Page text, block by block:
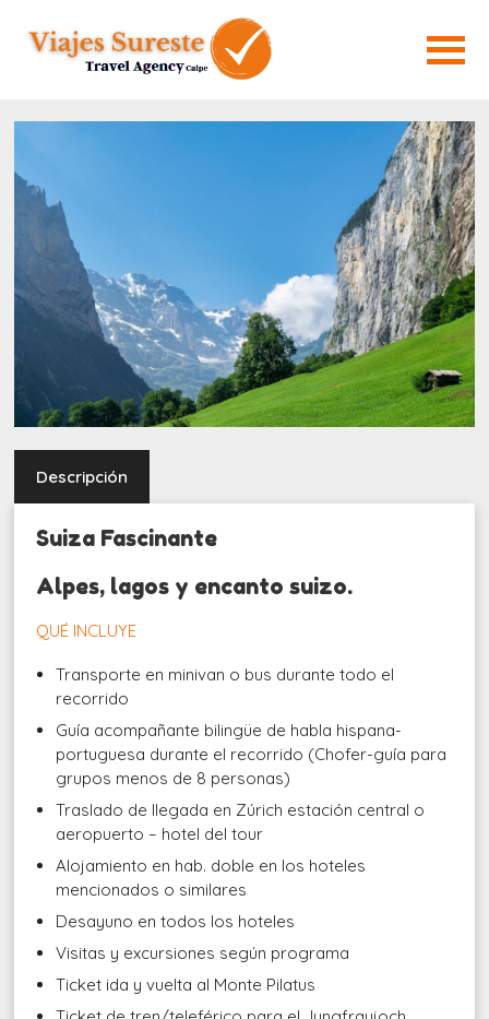
Descripción
Suiza Fascinante
Alpes, lagos y encanto suizo.
QUÉ INCLUYE
Transporte en minivan o bus durante todo el
recorrido
Guía acompañante bilingüe de habla hispana-
portuguesa durante el recorrido (Chofer-guía para
grupos menos de 8 personas)
Traslado de llegada en Zúrich estación central o
aeropuerto – hotel del tour
Alojamiento en hab. doble en los hoteles
mencionados o similares
Desayuno en todos los hoteles
Visitas y excursiones según programa
Ticket ida y vuelta al Monte Pilatus